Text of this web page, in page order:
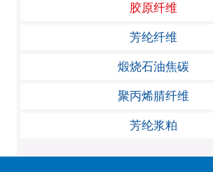
胶原纤维
芳纶纤维
煅烧石油焦碳
聚丙烯腈纤维
芳纶浆粕